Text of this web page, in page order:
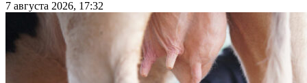
7 августа 2026, 17:32